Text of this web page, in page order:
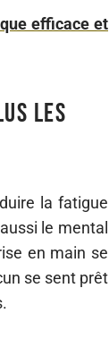
efficace et
les
la fatigue
le mental
en main se
se sent prêt